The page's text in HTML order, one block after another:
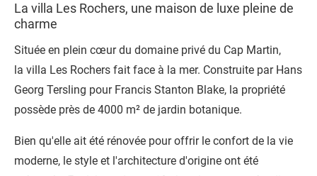
La villa Les Rochers, une maison de luxe pleine de
charme
Située en plein cœur du domaine privé du Cap Martin,
la villa Les Rochers fait face à la mer. Construite par Hans
Georg Tersling pour Francis Stanton Blake, la propriété
possède près de 4000 m² de jardin botanique.
Bien qu'elle ait été rénovée pour offrir le confort de la vie
moderne, le style et l'architecture d'origine ont été